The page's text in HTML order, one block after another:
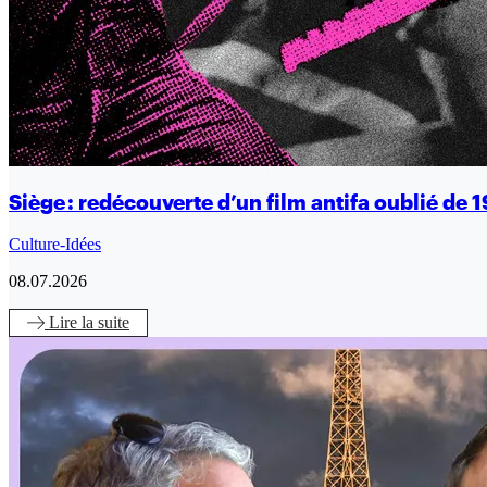
Siège : redécouverte d’un film antifa oublié de
Culture-Idées
08.07.2026
Lire la suite